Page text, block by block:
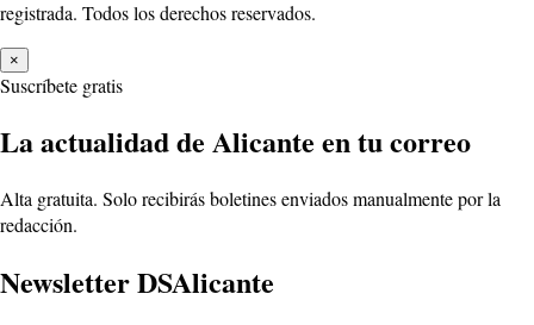
registrada. Todos los derechos reservados.
×
Suscríbete gratis
La actualidad de Alicante en tu correo
Alta gratuita. Solo recibirás boletines enviados manualmente por la
redacción.
Newsletter DSAlicante